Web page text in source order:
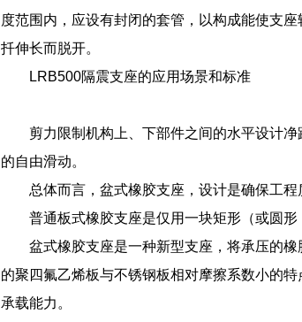
度范围内，应设有封闭的套管，以构成能使支
扦伸长而脱开。
LRB500隔震支座的应用场景和标准
剪力限制机构上、下部件之间的水平设计
的自由滑动。
总体而言，盆式橡胶支座，设计是确保工
普通板式橡胶支座是仅用一块矩形（或圆
盆式橡胶支座是一种新型支座，将承压的
的聚四氟乙烯板与不锈钢板相对摩擦系数小的
承载能力。